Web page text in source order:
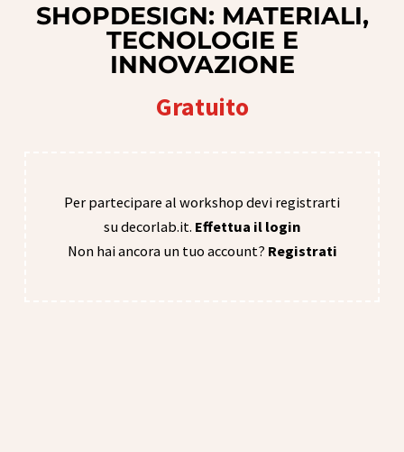
SHOPDESIGN: MATERIALI,
TECNOLOGIE E
INNOVAZIONE
Gratuito
Per partecipare al workshop devi registrarti
su decorlab.it. Effettua il login
Non hai ancora un tuo account? Registrati